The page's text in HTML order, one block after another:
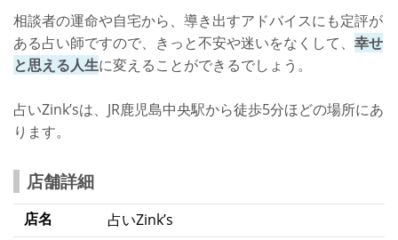
相談者の運命や自宅から、導き出すアドバイスにも定評が
ある占い師ですので、きっと不安や迷いをなくして、 幸せ
と思える人生に変えることができるでしょう。
占いZink’sは、JR鹿児島中央駅から徒歩5分ほどの場所にあ
ります。
店舗詳細
店名
占いZink’s